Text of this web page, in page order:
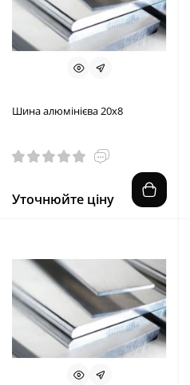
Шина алюмінієва 20х8
Уточнюйте ціну